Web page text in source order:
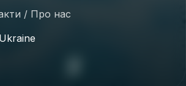
/ Про нас